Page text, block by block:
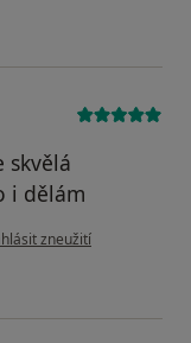
skvělá
i dělám
názoru uživatele AŠ
zneužití